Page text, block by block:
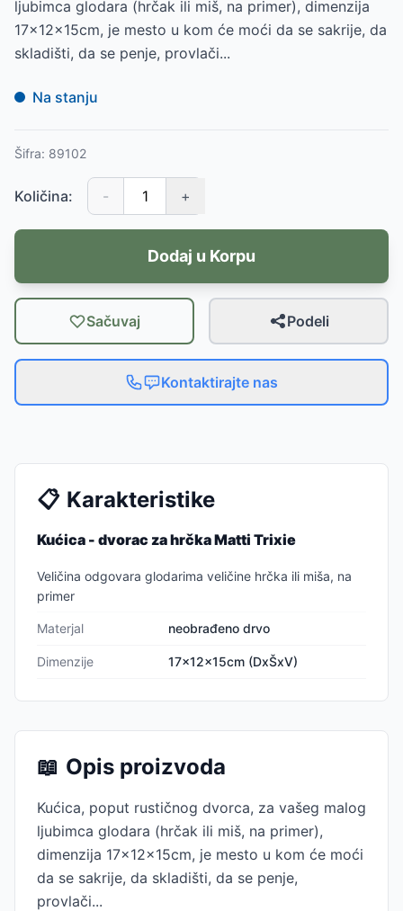
ljubimca glodara (hrčak ili miš, na primer), dimenzija
17x12x15cm, je mesto u kom će moći da se sakrije, da
skladišti, da se penje, provlači...
Na stanju
Šifra: 89102
Količina: - +
Dodaj u Korpu
Sačuvaj Podeli
Kontaktirajte nas
📋 Karakteristike
Kućica - dvorac za hrčka Matti Trixie
Veličina odgovara glodarima veličine hrčka ili miša, na
primer
Materjal neobrađeno drvo
Dimenzije 17x12x15cm (DxŠxV)
📖 Opis proizvoda
Kućica, poput rustičnog dvorca, za vašeg malog
ljubimca glodara (hrčak ili miš, na primer),
dimenzija 17x12x15cm, je mesto u kom će moći
da se sakrije, da skladišti, da se penje,
provlači...